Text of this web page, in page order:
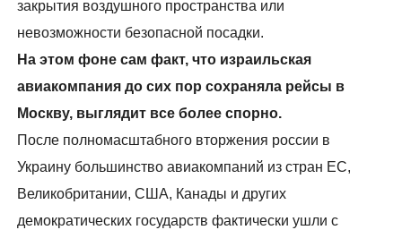
закрытия воздушного пространства или
невозможности безопасной посадки.
На этом фоне сам факт, что израильская
авиакомпания до сих пор сохраняла рейсы в
Москву, выглядит все более спорно.
После полномасштабного вторжения россии в
Украину большинство авиакомпаний из стран ЕС,
Великобритании, США, Канады и других
демократических государств фактически ушли с